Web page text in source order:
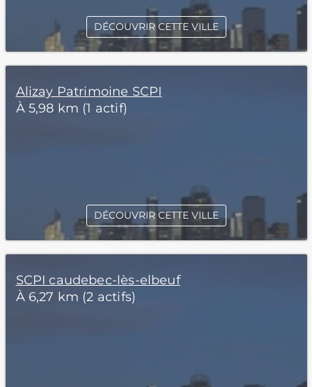
DÉCOUVRIR CETTE VILLE
Alizay Patrimoine SCPI
À 5,98 km (1 actif)
DÉCOUVRIR CETTE VILLE
SCPI caudebec-lès-elbeuf
À 6,27 km (2 actifs)